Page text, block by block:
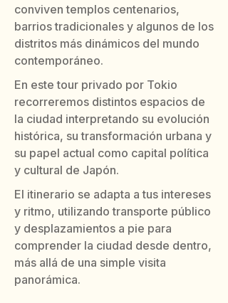
conviven templos centenarios,
barrios tradicionales y algunos de los
distritos más dinámicos del mundo
contemporáneo.
En este tour privado por Tokio
recorreremos distintos espacios de
la ciudad interpretando su evolución
histórica, su transformación urbana y
su papel actual como capital política
y cultural de Japón.
El itinerario se adapta a tus intereses
y ritmo, utilizando transporte público
y desplazamientos a pie para
comprender la ciudad desde dentro,
más allá de una simple visita
panorámica.